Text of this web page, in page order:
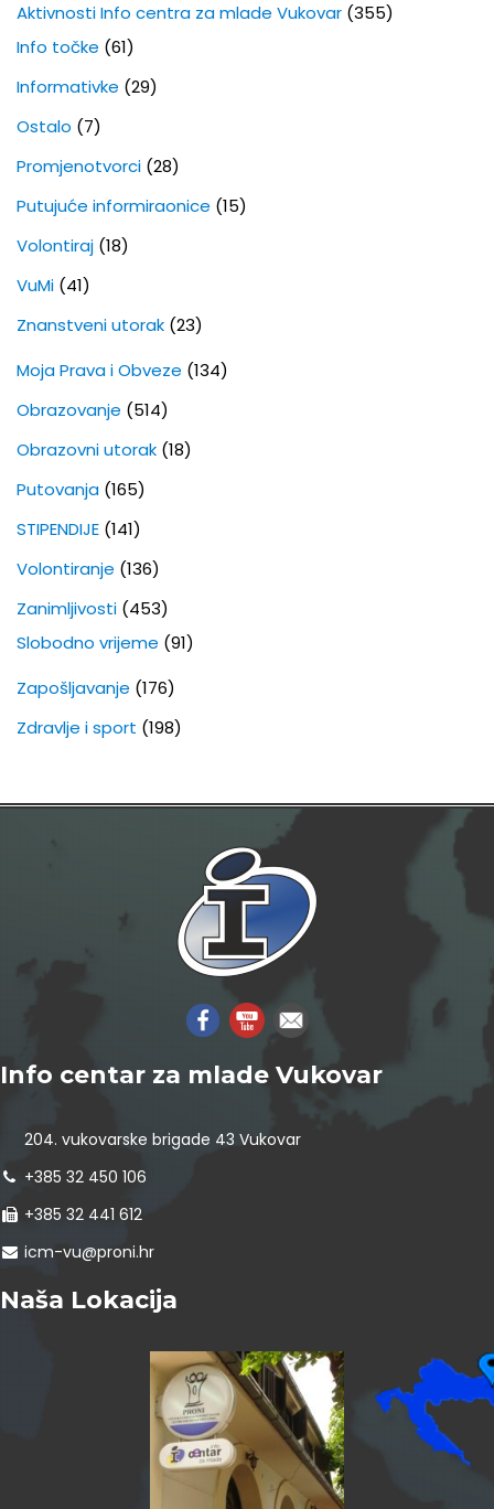
Aktivnosti Info centra za mlade Vukovar (355)
Info točke (61)
Informativke (29)
Ostalo (7)
Promjenotvorci (28)
Putujuće informiraonice (15)
Volontiraj (18)
VuMi (41)
Znanstveni utorak (23)
Moja Prava i Obveze (134)
Obrazovanje (514)
Obrazovni utorak (18)
Putovanja (165)
STIPENDIJE (141)
Volontiranje (136)
Zanimljivosti (453)
Slobodno vrijeme (91)
Zapošljavanje (176)
Zdravlje i sport (198)
Info centar za mlade Vukovar
204. vukovarske brigade 43 Vukovar
+385 32 450 106
+385 32 441 612
icm-vu@proni.hr
Naša Lokacija